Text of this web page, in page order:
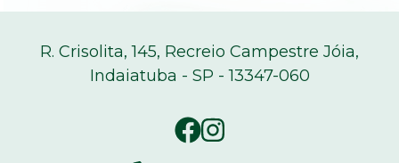
R. Crisolita, 145, Recreio Campestre Jóia,
Indaiatuba - SP - 13347-060